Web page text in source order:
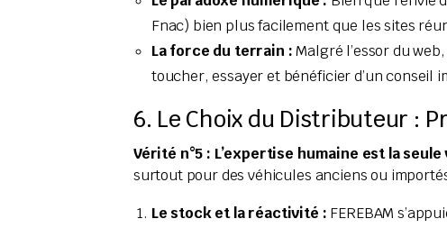
Fnac) bien plus facilement que les sites
La force du terrain :Malgré l’essor du web,
toucher, essayer et bénéficier d’un conseil
6. Le Choix du Distributeur :
Vérité n°5 : L’expertise humaine est la
surtout pour des véhicules anciens ou
Le stock et la réactivité : FEREBAM